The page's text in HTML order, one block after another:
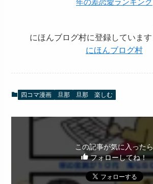
年の差恋愛ランキング
にほんブログ村に登録しています
にほんブログ村
四コマ漫画 旦那 旦那 楽しむ
この記事が気に入ったら
フォローしてね！